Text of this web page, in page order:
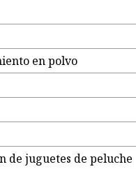
en polvo
de juguetes de peluche